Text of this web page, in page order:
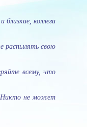
коллеги
распылять свою
всему, что
Никто не может